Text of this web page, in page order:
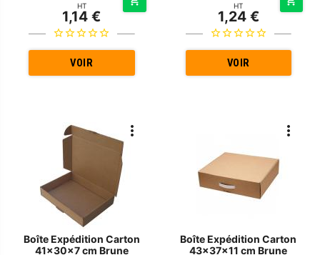
HT
1,14 €
VOIR
HT
1,24 €
VOIR
Boîte Expédition Carton
41x30x7 cm Brune
Boîte Expédition Carton
43x37x11 cm Brune